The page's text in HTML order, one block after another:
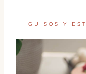
GUISOS Y